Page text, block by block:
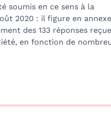
soumis en ce sens à la
2020 : il figure en
des 133 réponses
en fonction de